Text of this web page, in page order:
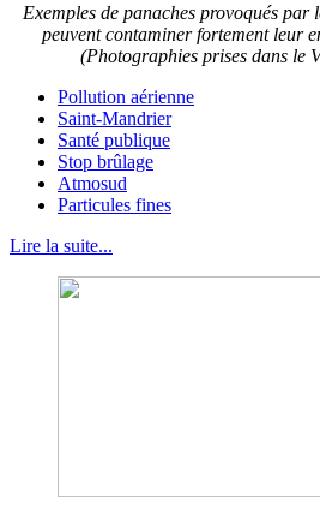
Exemples de panaches provoqués par
peuvent contaminer fortement leur
(Photographies prises dans le
Pollution aérienne
Saint-Mandrier
Santé publique
Stop brûlage
Atmosud
Particules fines
Lire la suite...